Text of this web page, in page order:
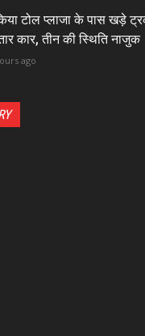
टोल प्लाजा के पास खड़े
कार, तीन की स्थिति नाजुक
ago